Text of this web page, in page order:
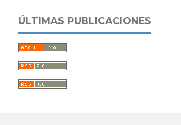
ÚLTIMAS PUBLICACIONES